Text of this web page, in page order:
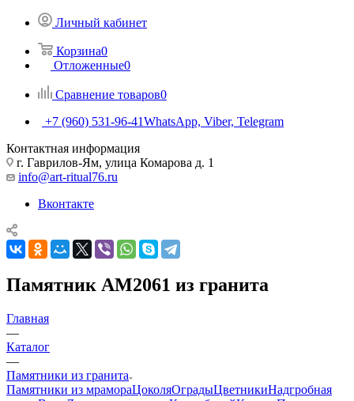
Личный кабинет
Корзина0
Отложенные0
Сравнение товаров0
+7 (960) 531-96-41WhatsApp, Viber, Telegram
Контактная информация
г. Гаврилов-Ям, улица Комарова д. 1
info@art-ritual76.ru
Вконтакте
Памятник AM2061 из гранита
Главная
—
Каталог
—
Памятники из гранита
Памятники из мрамораЦоколяОградыЦветникиНадгробная